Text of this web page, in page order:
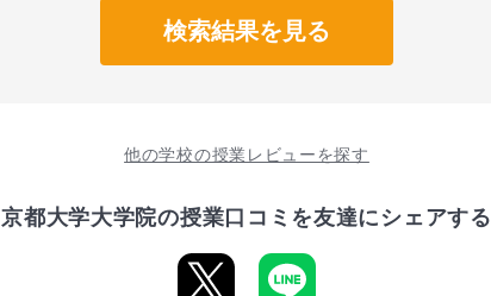
検索結果を見る
他の学校の授業レビューを探す
京都大学大学院の授業口コミを友達にシェアする